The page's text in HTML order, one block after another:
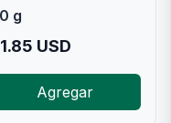
g
1.85 USD
Agregar